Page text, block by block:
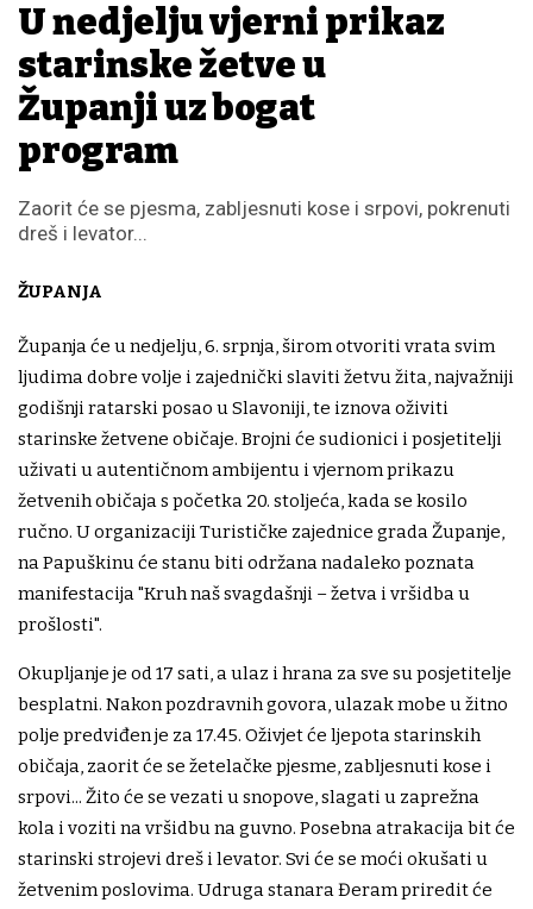
U nedjelju vjerni prikaz
starinske žetve u
Županji uz bogat
program
Zaorit će se pjesma, zabljesnuti kose i srpovi, pokrenuti
dreš i levator...
ŽUPANJA
Županja će u nedjelju, 6. srpnja, širom otvoriti vrata svim
ljudima dobre volje i zajednički slaviti žetvu žita, najvažniji
godišnji ratarski posao u Slavoniji, te iznova oživiti
starinske žetvene običaje. Brojni će sudionici i posjetitelji
uživati u autentičnom ambijentu i vjernom prikazu
žetvenih običaja s početka 20. stoljeća, kada se kosilo
ručno. U organizaciji Turističke zajednice grada Županje,
na Papuškinu će stanu biti održana nadaleko poznata
manifestacija "Kruh naš svagdašnji – žetva i vršidba u
prošlosti".
Okupljanje je od 17 sati, a ulaz i hrana za sve su posjetitelje
besplatni. Nakon pozdravnih govora, ulazak mobe u žitno
polje predviđen je za 17.45. Oživjet će ljepota starinskih
običaja, zaorit će se žetelačke pjesme, zabljesnuti kose i
srpovi... Žito će se vezati u snopove, slagati u zaprežna
kola i voziti na vršidbu na guvno. Posebna atrakacija bit će
starinski strojevi dreš i levator. Svi će se moći okušati u
žetvenim poslovima. Udruga stanara Đeram priredit će